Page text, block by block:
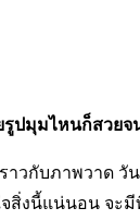
ปมุมไหนก็สวยจ
วกับภาพวาด วั
สิ่งนี้แน่นอน จะ